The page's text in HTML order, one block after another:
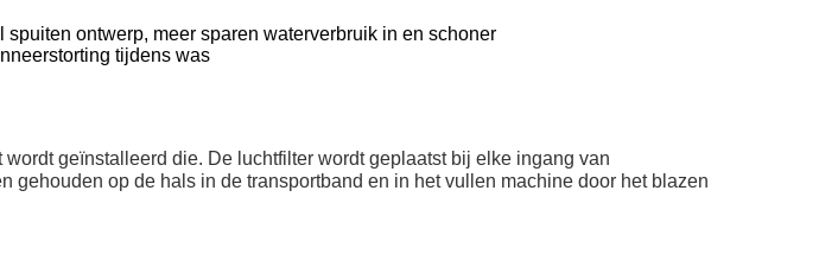
ontwerp, meer sparen waterverbruik in en schoner
tijdens was
geïnstalleerd die. De luchtfilter wordt geplaatst bij elke ingang van
gehouden op de hals in de transportband en in het vullen machine door het blazen